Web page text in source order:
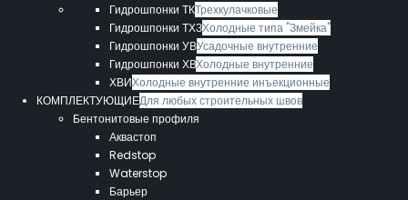
Гидрошпонки ТКТрехкулачковые
Гидрошпонки ТХЗХолодные типа "Змейка"
Гидрошпонки УВУсадочные внутренние
Гидрошпонки ХВХолодные внутренние
ХВИХолодные внутренние инъекционные
КОМПЛЕКТУЮЩИЕДля любых строительных швов
Бентонитовые профиля
Аквастоп
Redstop
Waterstop
Барьер